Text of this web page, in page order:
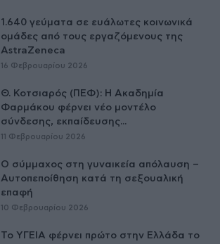
1.640 γεύματα σε ευάλωτες κοινωνικά
ομάδες από τους εργαζόμενους της
AstraZeneca
16 Φεβρουαρίου 2026
Θ. Κοτσιαρός (ΠΕΦ): Η Ακαδημία
Φαρμάκου φέρνει νέο μοντέλο
σύνδεσης, εκπαίδευσης...
11 Φεβρουαρίου 2026
Ο σύμμαχος στη γυναικεία απόλαυση –
Αυτοπεποίθηση κατά τη σεξουαλική
επαφή
10 Φεβρουαρίου 2026
Το ΥΓΕΙΑ φέρνει πρώτο στην Ελλάδα το